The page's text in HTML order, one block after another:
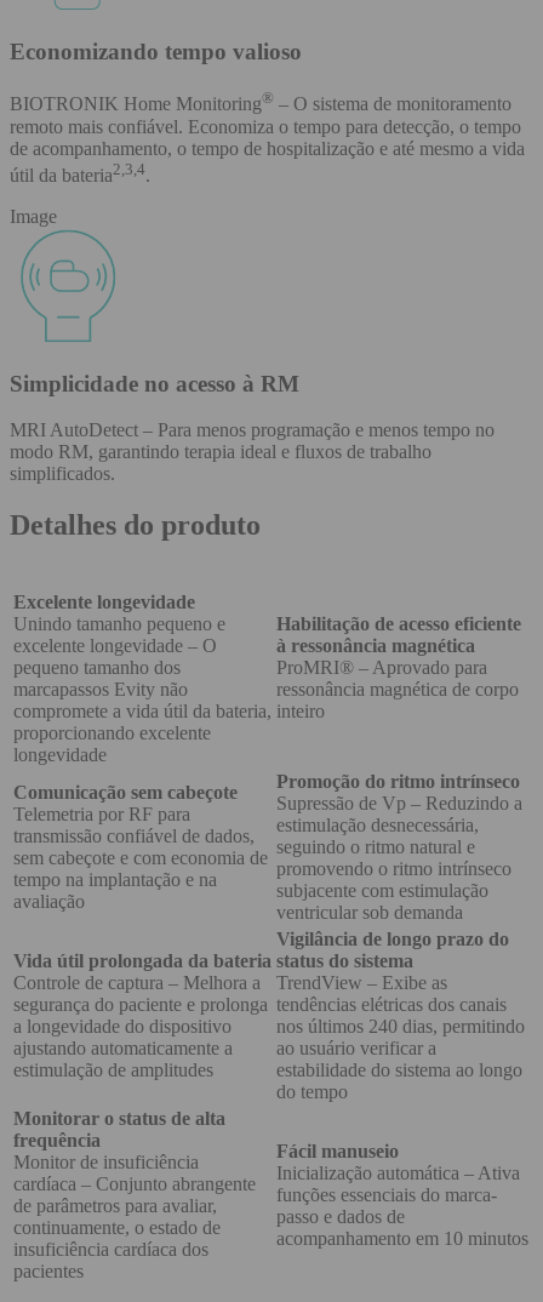
Economizando tempo valioso
BIOTRONIK Home Monitoring® – O sistema de monitoramento
remoto mais confiável. Economiza o tempo para detecção, o tempo
de acompanhamento, o tempo de hospitalização e até mesmo a vida
útil da bateria2,3,4.
Image
Simplicidade no acesso à RM
MRI AutoDetect – Para menos programação e menos tempo no
modo RM, garantindo terapia ideal e fluxos de trabalho
simplificados.
Detalhes do produto
Excelente longevidade
Unindo tamanho pequeno e
excelente longevidade – O
pequeno tamanho dos
marcapassos Evity não
compromete a vida útil da bateria,
proporcionando excelente
longevidade
Habilitação de acesso eficiente
à ressonância magnética
ProMRI® – Aprovado para
ressonância magnética de corpo
inteiro
Comunicação sem cabeçote
Telemetria por RF para
transmissão confiável de dados,
sem cabeçote e com economia de
tempo na implantação e na
avaliação
Promoção do ritmo intrínseco
Supressão de Vp – Reduzindo a
estimulação desnecessária,
seguindo o ritmo natural e
promovendo o ritmo intrínseco
subjacente com estimulação
ventricular sob demanda
Vida útil prolongada da bateria
Controle de captura – Melhora a
segurança do paciente e prolonga
a longevidade do dispositivo
ajustando automaticamente a
estimulação de amplitudes
Vigilância de longo prazo do
status do sistema
TrendView – Exibe as
tendências elétricas dos canais
nos últimos 240 dias, permitindo
ao usuário verificar a
estabilidade do sistema ao longo
do tempo
Monitorar o status de alta
frequência
Monitor de insuficiência
cardíaca – Conjunto abrangente
de parâmetros para avaliar,
continuamente, o estado de
insuficiência cardíaca dos
pacientes
Fácil manuseio
Inicialização automática – Ativa
funções essenciais do marca-
passo e dados de
acompanhamento em 10 minutos